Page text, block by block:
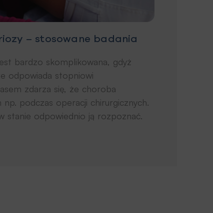
– stosowane badania
bardzo skomplikowana, gdyż
odpowiada stopniowi
zdarza się, że choroba
podczas operacji chirurgicznych.
stanie odpowiednio ją rozpoznać.